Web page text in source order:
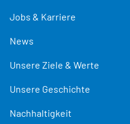
Jobs & Karriere
News
Unsere Ziele & Werte
Unsere Geschichte
Nachhaltigkeit